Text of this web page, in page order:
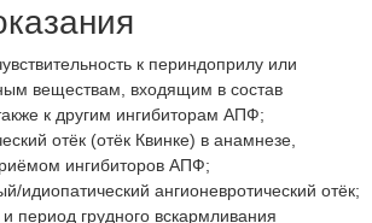
к периндоприлу или
веществам, входящим в состав
к другим ингибиторам АПФ;
отёк (отёк Квинке) в анамнезе,
ингибиторов АПФ;
идиопатический ангионевротический отёк;
период грудного вскармливания